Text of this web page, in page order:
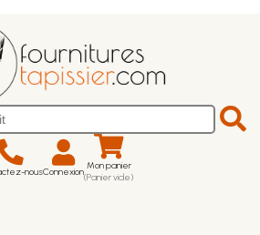
nousConnexion Mon panier
(Panier vide)